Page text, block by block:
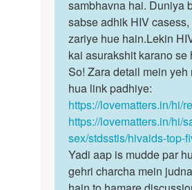
ke
muh…
by
Ajay
HIV…
sambhavna hai. Duniya
sabse adhik HIV
zariye hue hain.Lekin
kai asurakshit karano se
So! Zara detail mein yeh
hua link padhiye:
https://lovematters.in/hi/
https://lovematters.in/hi/
sex/stdsstis/hivaids-top-
Yadi aap is mudde par
gehri charcha mein